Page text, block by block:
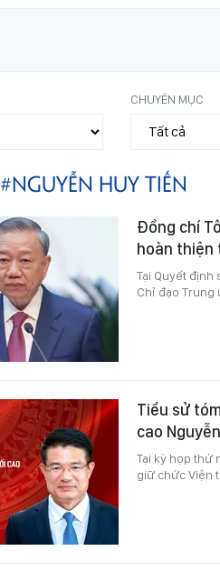
CHUYÊN MỤC
#NGUYỄN HUY TIẾN
Đồng chí
hoàn thiện
Tại Quyết định
Chỉ đạo Trung
Tiểu sử
cao
Tại kỳ họp thứ
giữ chức Viện